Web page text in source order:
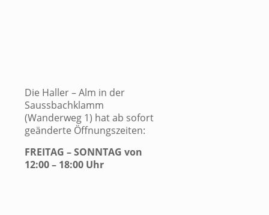
Die Haller – Alm in der
Saussbachklamm
(Wanderweg 1) hat ab sofort
geänderte Öffnungszeiten:
FREITAG – SONNTAG von
12:00 – 18:00 Uhr